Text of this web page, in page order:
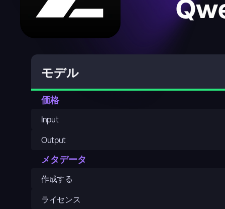
モデル
価格
Input
Output
メタデータ
作成する
ライセンス